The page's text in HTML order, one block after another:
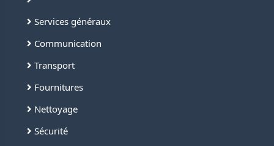
Services généraux
Communication
Transport
Fournitures
Nettoyage
Sécurité